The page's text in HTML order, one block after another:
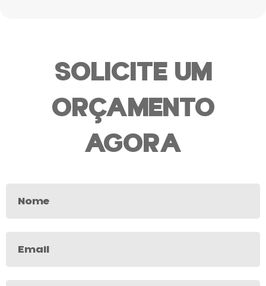
SOLICITE UM
ORÇAMENTO
AGORA